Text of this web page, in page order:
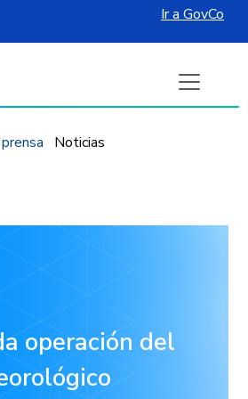
Ir a GovCo
Noticias
offshore
al RUA